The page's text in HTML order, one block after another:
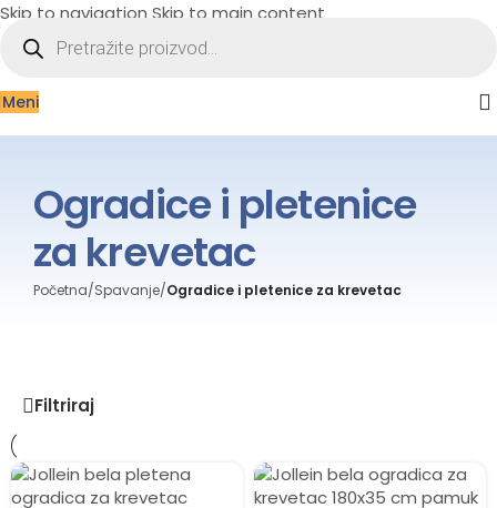
Skip to navigation Skip to main content
Meni
Ogradice i pletenice
za krevetac
Početna/Spavanje/Ogradice i pletenice za krevetac
Filtriraj